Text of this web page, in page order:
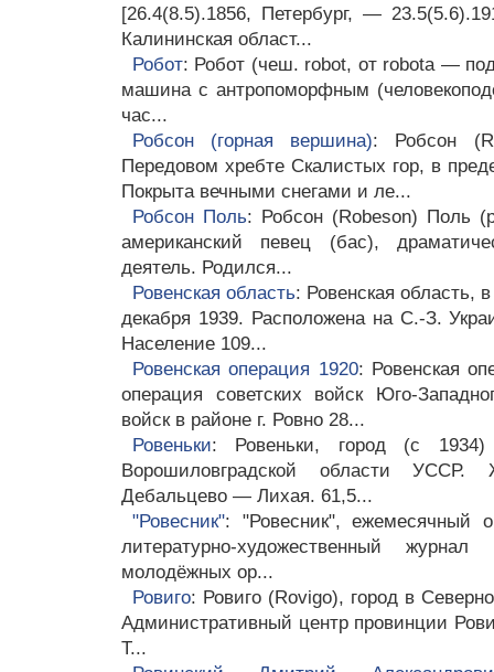
[26.4(8.5).1856, Петербург, —
Калининская област...
Робот: Робот (чеш. robot, от robota —
машина с антропоморфным
час...
Робсон (горная вершина): Робсон
Передовом хребте Скалистых гор, в
Покрыта вечными снегами и ле...
Робсон Поль: Робсон (Robeson) Поль
американский певец (бас),
деятель. Родился...
Ровенская область: Ровенская область,
декабря 1939. Расположена на С.-З.
Население 109...
Ровенская операция 1920: Ровенская
операция советских войск Юго-
войск в районе г. Ровно 28...
Ровеньки: Ровеньки, город (с 1934)
Ворошиловградской области
Дебальцево — Лихая. 61,5...
"Ровесник": "Ровесник", ежемесячный
литературно-художественный
молодёжных ор...
Ровиго: Ровиго (Rovigo), город в
Административный центр провинции
Т...